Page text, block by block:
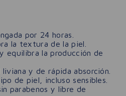
por 24 horas.
la textura de la piel.
equilibra la producción de
y de rápida absorción.
de piel, incluso sensibles.
parabenos y libre de